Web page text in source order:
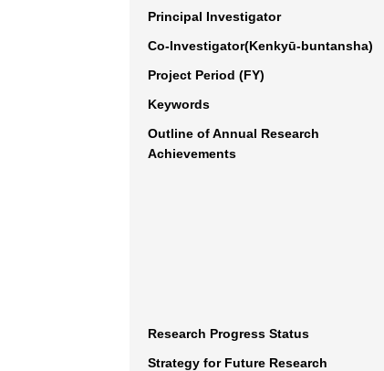
Principal Investigator
Co-Investigator(Kenkyū-buntansha)
Project Period (FY)
Keywords
Outline of Annual Research
Achievements
Research Progress Status
Strategy for Future Research